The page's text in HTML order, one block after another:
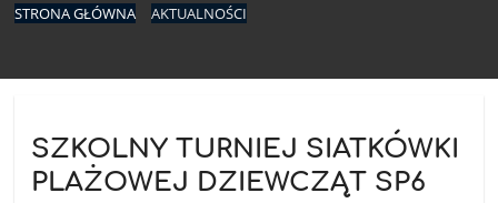
STRONA GŁÓWNA AKTUALNOŚCI
SZKOLNY TURNIEJ SIATKÓWKI
PLAŻOWEJ DZIEWCZĄT SP6